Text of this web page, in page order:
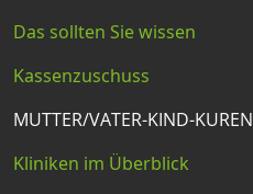
Das sollten Sie wissen
Kassenzuschuss
MUTTER/VATER-KIND-KUREN
Kliniken im Überblick